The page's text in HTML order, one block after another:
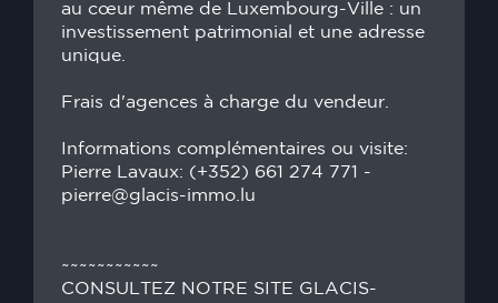
au cœur même de Luxembourg-Ville : un
investissement patrimonial et une adresse
unique.
Frais d'agences à charge du vendeur.
Informations complémentaires ou visite:
Pierre Lavaux: (+352) 661 274 771 -
pierre@glacis-immo.lu
~~~~~~~~~~~
CONSULTEZ NOTRE SITE GLACIS-